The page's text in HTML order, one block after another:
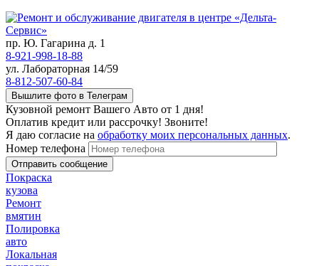
пр. Ю. Гагарина д. 1
8-921-998-18-88
ул. Лабораторная 14/59
8-812-507-60-84
Вышлите фото в Телеграм
Кузовной ремонт Вашего Авто от 1 дня!
Оплатив кредит или рассрочку! Звоните!
Я даю согласие на обработку моих персональных данных.
Номер телефона
Покраска
кузова
Ремонт
вмятин
Полировка
авто
Локальная